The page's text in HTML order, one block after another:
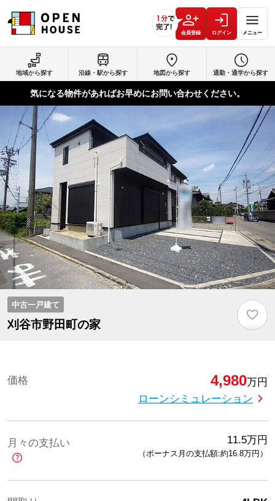
会員登録 ログイン メニュー
地域から探す 沿線・駅から探す 地図から探す 通勤・通学から探す
気になる物件があればお早めにお問い合わせください。
中古一戸建て
刈谷市野田町の家
♡
価格 4,980万円
ローンシミュレーション
月々の支払い 11.5万円
（ボーナス月の支払額:約16.8万円 ）